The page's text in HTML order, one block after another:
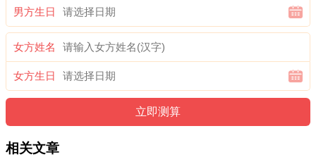
男方生日
女方姓名
女方生日
相关文章